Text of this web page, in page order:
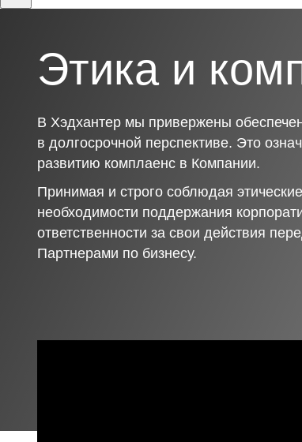
Этика и
В Хэдхантер мы привержены
в долгосрочной перспективе. Это
развитию комплаенс в Компании.
Принимая и строго соблюдая
необходимости поддержания
ответственности за свои действия
Партнерами по бизнесу.